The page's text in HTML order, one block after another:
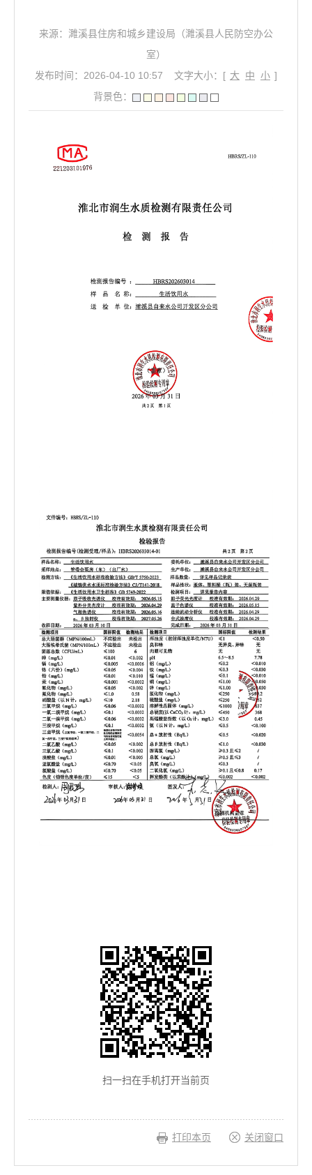
来源：濉溪县住房和城乡建设局（濉溪县人民防空办公
室）
发布时间：2026-04-10 10:57
文字大小：[ 大 中 小 ]
背景色：
扫一扫在手机打开当前页
打印本页 关闭窗口